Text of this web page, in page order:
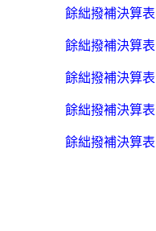
餘絀撥補決算表
餘絀撥補決算表
餘絀撥補決算表
餘絀撥補決算表
餘絀撥補決算表